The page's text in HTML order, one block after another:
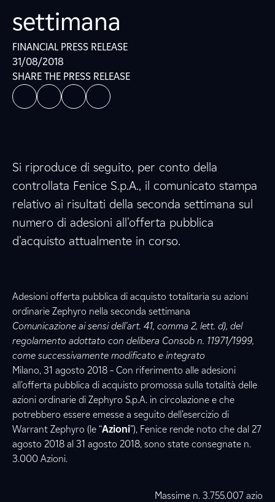
settimana
FINANCIAL PRESS RELEASE
31/08/2018
SHARE THE PRESS RELEASE
Si riproduce di seguito, per conto della
controllata Fenice S.p.A., il comunicato stampa
relativo ai risultati della seconda settimana sul
numero di adesioni all'offerta pubblica
d'acquisto attualmente in corso.
Adesioni offerta pubblica di acquisto totalitaria su azioni
ordinarie Zephyro nella seconda settimana
Comunicazione ai sensi dell’art. 41, comma 2, lett. d), del
regolamento adottato con delibera Consob n. 11971/1999,
come successivamente modificato e integrato
Milano, 31 agosto 2018 – Con riferimento alle adesioni
all’offerta pubblica di acquisto promossa sulla totalità delle
azioni ordinarie di Zephyro S.p.A. in circolazione e che
potrebbero essere emesse a seguito dell’esercizio di
Warrant Zephyro (le “Azioni”), Fenice rende noto che dal 27
agosto 2018 al 31 agosto 2018, sono state consegnate n.
3.000 Azioni.
Massime n. 3.755.007 azioni